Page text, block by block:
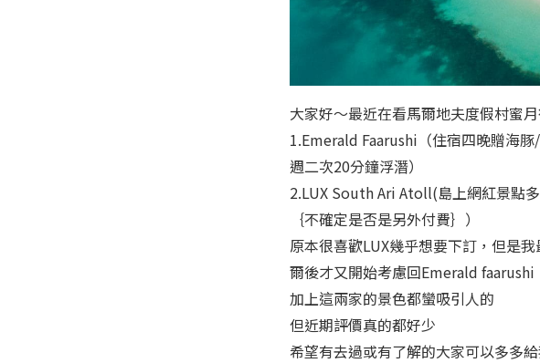
大家好～最近在看馬爾地夫度假村蜜
1.Emerald Faarushi（住宿四晚贈海
週二次20分鐘浮潛）
2.LUX South Ari Atoll(島上網紅景點
｛不確定是否是另外付費｝）
原本很喜歡LUX幾乎想要下訂，但是
爾後才又開始考慮回Emerald faarushi
加上這兩家的景色都蠻吸引人的
但近期評價真的都好少
希望有去過或有了解的大家可以多多給